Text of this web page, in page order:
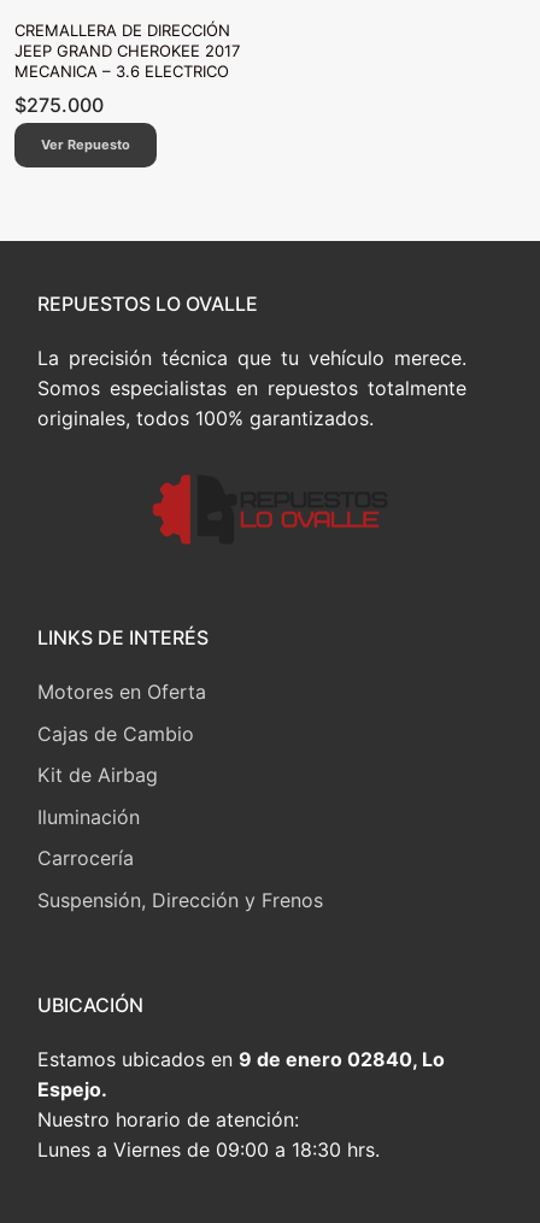
CREMALLERA DE DIRECCIÓN
JEEP GRAND CHEROKEE 2017
MECANICA – 3.6 ELECTRICO
$275.000
Ver Repuesto
REPUESTOS LO OVALLE
La precisión técnica que tu vehículo merece.
Somos especialistas en repuestos totalmente
originales, todos 100% garantizados.
LINKS DE INTERÉS
Motores en Oferta
Cajas de Cambio
Kit de Airbag
Iluminación
Carrocería
Suspensión, Dirección y Frenos
UBICACIÓN
Estamos ubicados en 9 de enero 02840, Lo
Espejo.
Nuestro horario de atención:
Lunes a Viernes de 09:00 a 18:30 hrs.